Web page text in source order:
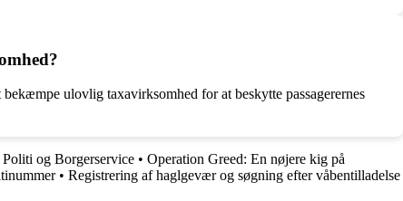
ulovlig taxavirksomhed for at beskytte passagerernes
Politi og Borgerservice • Operation Greed: En nøjere kig på
• Registrering af haglgevær og søgning efter våbentilladelse